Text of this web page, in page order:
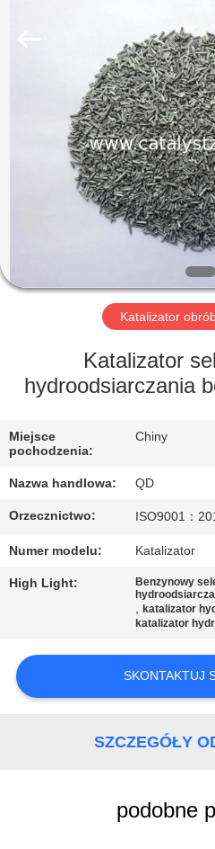
PRODUKTY
WYCIECZKA
FABRYCE
JAKOŚCI
SKONTAKTUJ
SIĘ
Z
NAMI
SPRAWY
SITEMAP
Rights
Katalizator
Katalizator
hydroodsiarczania
Miejsce
pochodzenia:
Chiny
Nazwa handlowa: QD
Orzecznictwo: ISO9001：
Numer modelu: Katalizator
High Light:
Benzynowy
,katalizator
katalizator
SKONTAKTUJ
SZCZEGÓŁY
podobne